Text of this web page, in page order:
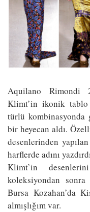
Aquilano Rimondi
Klimt’in ikonik
türlü
bir heyecan aldı.
desenlerinden
harflerde adını
Klimt’in
koleksiyondan
Bursa Kozahan’da
almışlığım var.